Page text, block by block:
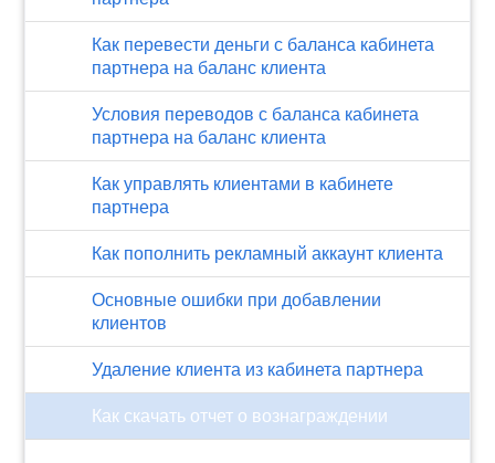
Как перевести деньги с баланса кабинета
партнера на баланс клиента
Условия переводов с баланса кабинета
партнера на баланс клиента
Как управлять клиентами в кабинете
партнера
Как пополнить рекламный аккаунт клиента
Основные ошибки при добавлении
клиентов
Удаление клиента из кабинета партнера
Как скачать отчет о вознаграждении